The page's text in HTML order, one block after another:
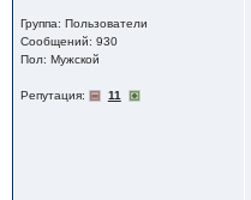
Группа: Пользователи
Сообщений: 930
Пол: Мужской
Репутация: 11